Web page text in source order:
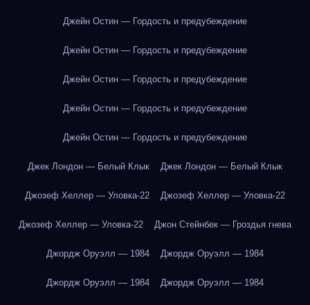
Джейн Остин — Гордость и предубеждение
Джейн Остин — Гордость и предубеждение
Джейн Остин — Гордость и предубеждение
Джейн Остин — Гордость и предубеждение
Джейн Остин — Гордость и предубеждение
Джек Лондон — Белый Клык Джек Лондон — Белый Клык
Джозеф Хеллер — Уловка-22 Джозеф Хеллер — Уловка-22
Джозеф Хеллер — Уловка-22 Джон Стейнбек — Гроздья гнева
Джордж Оруэлл — 1984 Джордж Оруэлл — 1984
Джордж Оруэлл — 1984 Джордж Оруэлл — 1984